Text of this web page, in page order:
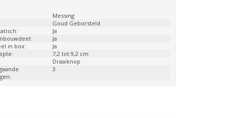
Messing
Goud Geborsteld
Ja
Ja
in box:
Ja
7,2 tot 9,2 cm
Draaiknop
3